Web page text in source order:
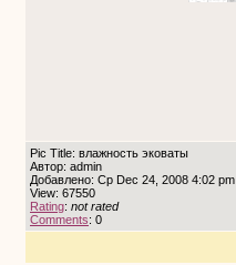
Pic Title: влажность эковаты
Автор: admin
Добавлено: Ср Dec 24, 2008 4:02 pm
View: 67550
Rating: not rated
Comments: 0